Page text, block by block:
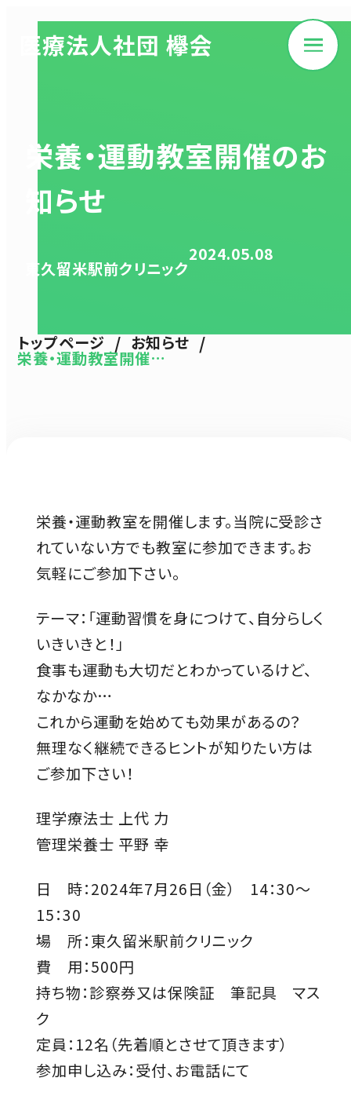
医療法人社団 欅会
栄養・運動教室開催のお
知らせ
東久留米駅前クリニック
2024.05.08
トップページ / お知らせ /
栄養・運動教室開催…
栄養・運動教室を開催します。当院に受診さ
れていない方でも教室に参加できます。お
気軽にご参加下さい。
テーマ：「運動習慣を身につけて、自分らしく
いきいきと！」
食事も運動も大切だとわかっているけど、
なかなか…
これから運動を始めても効果があるの？
無理なく継続できるヒントが知りたい方は
ご参加下さい！
理学療法士 上代 力
管理栄養士 平野 幸
日 時：2024年7月26日（金） 14：30～
15：30
場 所：東久留米駅前クリニック
費 用：500円
持ち物：診察券又は保険証 筆記具 マス
ク
定員：12名（先着順とさせて頂きます）
参加申し込み：受付、お電話にて